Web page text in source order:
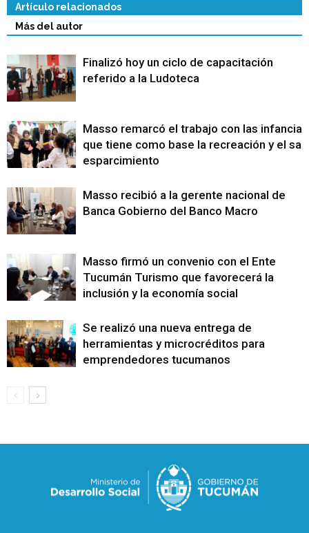
Artículo relacionados
Más del autor
Finalizó hoy un ciclo de capacitación
referido a la Ludoteca
Masso remarcó el trabajo con las infancias
que tiene como base la recreación y el
esparcimiento
Masso recibió a la gerente nacional de
Banca Gobierno del Banco Macro
Masso firmó un convenio con el Ente
Tucumán Turismo que favorecerá la
inclusión y la economía social
Se realizó una nueva entrega de
herramientas y microcréditos para
emprendedores tucumanos